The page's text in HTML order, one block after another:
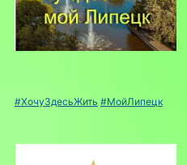
#ХочуЗдесьЖить #МойЛипецк